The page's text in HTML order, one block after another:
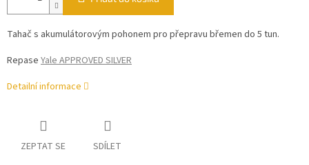
Tahač s akumulátorovým pohonem pro přepravu břemen do 5 tun.
Repase Yale APPROVED SILVER
Detailní informace
ZEPTAT SE SDÍLET